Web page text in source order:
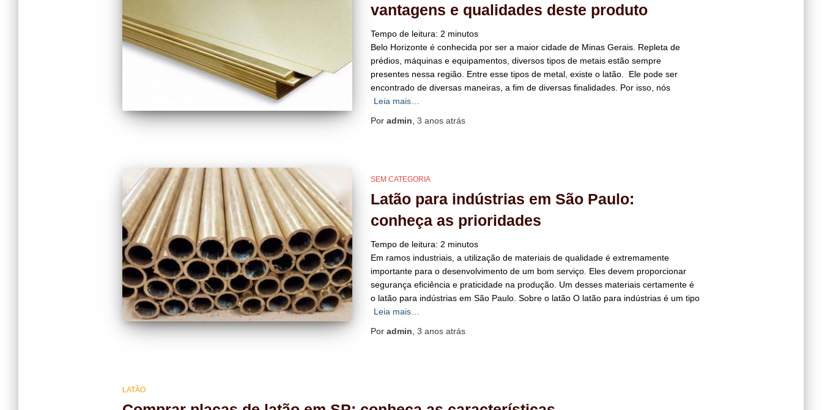
vantagens e qualidades deste produto
Tempo de leitura: 2 minutos
Belo Horizonte é conhecida por ser a maior cidade de Minas Gerais. Repleta de
prédios, máquinas e equipamentos, diversos tipos de metais estão sempre
presentes nessa região. Entre esse tipos de metal, existe o latão. Ele pode ser
encontrado de diversas maneiras, a fim de diversas finalidades. Por isso, nós
Leia mais…
Por admin 3 anosatrás
SEM CATEGORIA
Latão para indústrias em São Paulo:
conheça as prioridades
Tempo de leitura: 2 minutos
Em ramos industriais, a utilização de materiais de qualidade é extremamente
importante para o desenvolvimento de um bom serviço. Eles devem proporcionar
segurança eficiência e praticidade na produção. Um desses materiais certamente é
o latão para indústrias em São Paulo. Sobre o latão O latão para indústrias é um tipo
Leia mais…
Por admin 3 anosatrás
LATÃO